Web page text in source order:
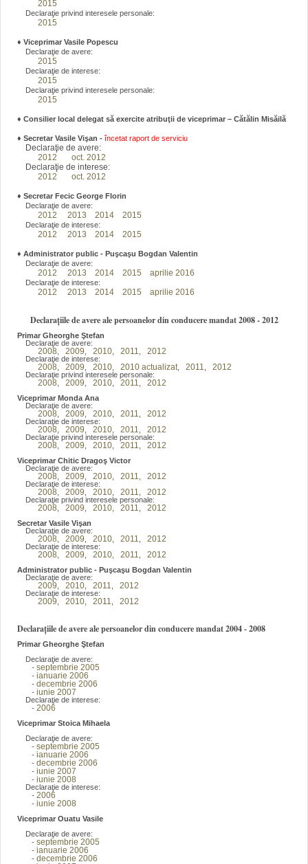
2015
Declaraţie privind interesele personale:
2015
♦ Viceprimar Vasile Popescu
Declaraţie de avere:
2015
Declaraţie de interese:
2015
Declaraţie privind interesele personale:
2015
♦ Consilier local delegat să exercite atribuţii de viceprimar – Cătălin Misăilă
♦ Secretar Vasile Vişan - încetat raport de serviciu
Declaraţie de avere:
2012
oct. 2012
Declaraţie de interese:
2012
oct. 2012
♦ Secretar Fecic George Florin
Declaraţie de avere:
2012 2013 2014 2015
Declaraţie de interese:
2012 2013 2014 2015
♦ Administrator public - Puşcaşu Bogdan Valentin
Declaraţie de avere:
2012 2013 2014 2015 aprilie 2016
Declaraţie de interese:
2012 2013 2014 2015 aprilie 2016
Declarațiile de avere ale persoanelor din conducere mandat 2008 - 2012
Primar Gheorghe Ştefan
Declaraţie de avere:
2008 2009 2010 2011 2012
Declaraţie de interese:
2008 2009 2010 2010 actualizat 2011 2012
Declaraţie privind interesele personale:
2008 2009 2010 2011 2012
Viceprimar Monda Ana
Declaraţie de avere:
2008 2009 2010 2011 2012
Declaraţie de interese:
2008 2009 2010 2011 2012
Declaraţie privind interesele personale:
2008 2009 2010 2011 2012
Viceprimar Chitic Dragoş Victor
Declaraţie de avere:
2008 2009 2010 2011 2012
Declaraţie de interese:
2008 2009 2010 2011 2012
Declaraţie privind interesele personale:
2008 2009 2010 2011 2012
Secretar Vasile Vişan
Declaraţie de avere:
2008 2009 2010 2011 2012
Declaraţie de interese:
2008 2009 2010 2011 2012
Administrator public - Puşcaşu Bogdan Valentin
Declaraţie de avere:
2009 2010 2011 2012
Declaraţie de interese:
2009 2010 2011 2012
Declarațiile de avere ale persoanelor din conducere mandat 2004 - 2008
Primar Gheorghe Ştefan
Declaraţie de avere:
- septembrie 2005
- ianuarie 2006
- decembrie 2006
- iunie 2007
Declaraţie de interese:
- 2006
Viceprimar Stoica Mihaela
Declaraţie de avere:
- septembrie 2005
- ianuarie 2006
- decembrie 2006
- iunie 2007
- iunie 2008
Declaraţie de interese:
- 2006
- iunie 2008
Viceprimar Ouatu Vasile
Declaraţie de avere:
- septembrie 2005
- ianuarie 2006
- decembrie 2006